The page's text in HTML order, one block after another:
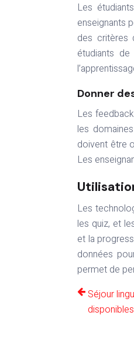
Les
enseignants
des critères
étudiants
Donner
Les
les
doivent être
Les
Les
les quiz, et
et la
données
permet de
Séjour